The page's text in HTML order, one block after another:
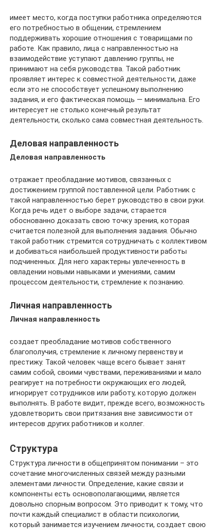
имеет место, когда поступки работника определяются
его потребностью в общении, стремлением
поддерживать хорошие отношения с товарищами по
работе. Как правило, лица с направленностью на
взаимодействие уступают давлению группы, не
принимают на себя руководства. Такой работник
проявляет интерес к совместной деятельности, даже
если это не способствует успешному выполнению
задания, и его фактическая помощь — минимальна. Его
интересует не столько конечный результат
деятельности, сколько сама совместная деятельность.
Деловая направленность
Деловая направленность
отражает преобладание мотивов, связанных с
достижением группой поставленной цели. Работник с
такой направленностью берет руководство в свои руки.
Когда речь идет о выборе задачи, старается
обоснованно доказать свою точку зрения, которая
считается полезной для выполнения задания. Обычно
такой работник стремится сотрудничать с коллективом
и добиваться наибольшей продуктивности работы
подчиненных. Для него характерны увлеченность в
овладении новыми навыками и умениями, самим
процессом деятельности, стремление к познанию.
Личная направленность
Личная направленность
создает преобладание мотивов собственного
благополучия, стремление к личному первенству и
престижу. Такой человек чаще всего бывает занят
самим собой, своими чувствами, переживаниями и мало
реагирует на потребности окружающих его людей,
игнорирует сотрудников или работу, которую должен
выполнять. В работе видит, прежде всего, возможность
удовлетворить свои притязания вне зависимости от
интересов других работников и коллег.
Структура
Структура личности в общепринятом понимании – это
сочетание многочисленных связей между разными
элементами личности. Определение, какие связи и
компоненты есть основополагающими, является
довольно спорным вопросом. Это приводит к тому, что
почти каждый специалист в области психологии,
который занимается изучением личности, создает свою